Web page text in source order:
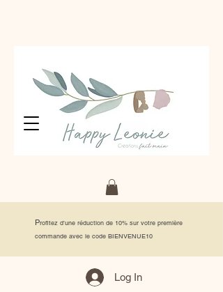
Profitez d'une réduction de 10% sur votre première
commande avec le code BIENVENUE10
Log In